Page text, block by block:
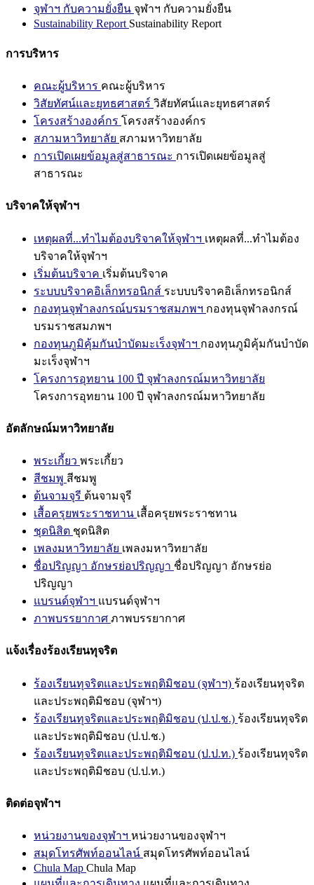
จุฬาฯ กับความยั่งยืน จุฬาฯ กับความยั่งยืน
Sustainability Report Sustainability Report
การบริหาร
คณะผู้บริหาร คณะผู้บริหาร
วิสัยทัศน์และยุทธศาสตร์ วิสัยทัศน์และยุทธศาสตร์
โครงสร้างองค์กร โครงสร้างองค์กร
สภามหาวิทยาลัย สภามหาวิทยาลัย
การเปิดเผยข้อมูลสู่สาธารณะ การเปิดเผยข้อมูลสู่
สาธารณะ
บริจาคให้จุฬาฯ
เหตุผลที่...ทำไมต้องบริจาคให้จุฬาฯ เหตุผลที่...ทำไมต้อง
บริจาคให้จุฬาฯ
เริ่มต้นบริจาค เริ่มต้นบริจาค
ระบบบริจาคอิเล็กทรอนิกส์ ระบบบริจาคอิเล็กทรอนิกส์
กองทุนจุฬาลงกรณ์บรมราชสมภพฯ กองทุนจุฬาลงกรณ์
บรมราชสมภพฯ
กองทุนภูมิคุ้มกันบำบัดมะเร็งจุฬาฯ กองทุนภูมิคุ้มกันบำบัด
มะเร็งจุฬาฯ
โครงการอุทยาน 100 ปี จุฬาลงกรณ์มหาวิทยาลัย
โครงการอุทยาน 100 ปี จุฬาลงกรณ์มหาวิทยาลัย
อัตลักษณ์มหาวิทยาลัย
พระเกี้ยว พระเกี้ยว
สีชมพู สีชมพู
ต้นจามจุรี ต้นจามจุรี
เสื้อครุยพระราชทาน เสื้อครุยพระราชทาน
ชุดนิสิต ชุดนิสิต
เพลงมหาวิทยาลัย เพลงมหาวิทยาลัย
ชื่อปริญญา อักษรย่อปริญญา ชื่อปริญญา อักษรย่อ
ปริญญา
แบรนด์จุฬาฯ แบรนด์จุฬาฯ
ภาพบรรยากาศ ภาพบรรยากาศ
แจ้งเรื่องร้องเรียนทุจริต
ร้องเรียนทุจริตและประพฤติมิชอบ (จุฬาฯ) ร้องเรียนทุจริต
และประพฤติมิชอบ (จุฬาฯ)
ร้องเรียนทุจริตและประพฤติมิชอบ (ป.ป.ช.) ร้องเรียนทุจริต
และประพฤติมิชอบ (ป.ป.ช.)
ร้องเรียนทุจริตและประพฤติมิชอบ (ป.ป.ท.) ร้องเรียนทุจริต
และประพฤติมิชอบ (ป.ป.ท.)
ติดต่อจุฬาฯ
หน่วยงานของจุฬาฯ หน่วยงานของจุฬาฯ
สมุดโทรศัพท์ออนไลน์ สมุดโทรศัพท์ออนไลน์
Chula Map Chula Map